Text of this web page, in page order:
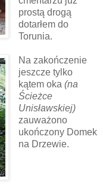
prostą drogą
dotarłem do
Torunia.
Na zakończenie
jeszcze tylko
kątem oka (na
Ścieżce
Unisławskiej)
zauważono
ukończony Domek
na Drzewie.